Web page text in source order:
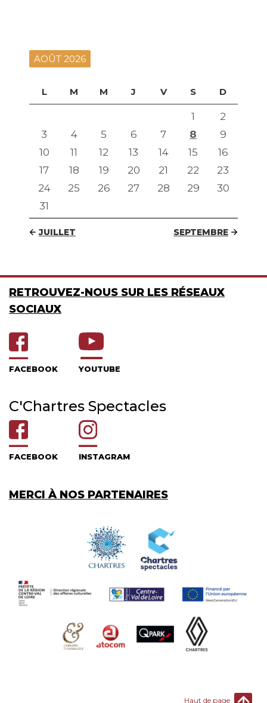
AOÛT 2026
L M M J V S D
1
2
3
4 5 6 7 8
9
10
11 12 13 14 15
16
17
18 19 20 21 22
23
24
25 26 27 28 29
30
31
JUILLET SEPTEMBRE
RETROUVEZ-NOUS SUR LES RÉSEAUX
SOCIAUX
FACEBOOK YOUTUBE
C'Chartres Spectacles
FACEBOOK INSTAGRAM
MERCI À NOS PARTENAIRES
Haut de page